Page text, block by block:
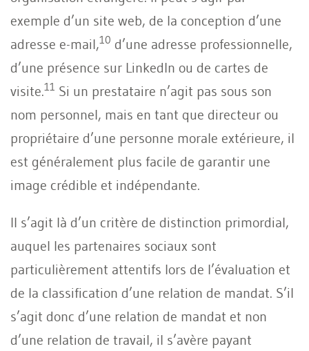
exemple d’un site web, de la conception d’une
adresse e-mail,10 d’une adresse professionnelle,
d’une présence sur LinkedIn ou de cartes de
visite.11 Si un prestataire n’agit pas sous son
nom personnel, mais en tant que directeur ou
propriétaire d’une personne morale extérieure, il
est généralement plus facile de garantir une
image crédible et indépendante.
Il s’agit là d’un critère de distinction primordial,
auquel les partenaires sociaux sont
particulièrement attentifs lors de l’évaluation et
de la classification d’une relation de mandat. S’il
s’agit donc d’une relation de mandat et non
d’une relation de travail, il s’avère payant